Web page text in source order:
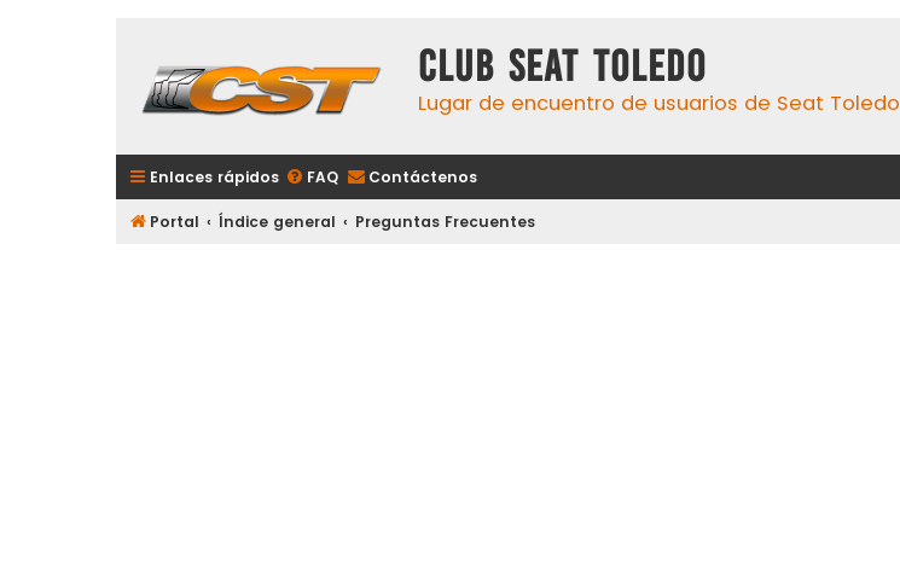
Club Seat Toledo
Lugar de encuentro de usuarios de Seat Toledo
Enlaces rápidos FAQ Contáctenos
Portal Índice general Preguntas Frecuentes